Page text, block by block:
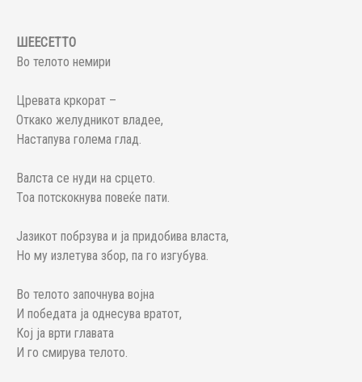
ШЕЕСЕТТО
Во телото немири
Цревата кркорат –
Откако желудникот владее,
Настапува голема глад.
Валста се нуди на срцето.
Тоа потскокнува повеќе пати.
Јазикот побрзува и ја придобива власта,
Но му излетува збор, па го изгубува.
Во телото започнува војна
И победата ја однесува вратот,
Кој ја врти главата
И го смирува телото.